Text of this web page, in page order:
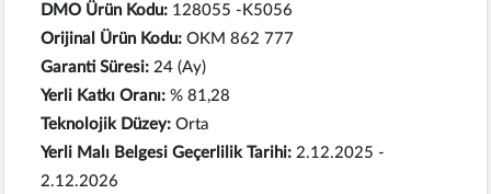
DMO Ürün Kodu: 128055 -K5056
Orijinal Ürün Kodu: OKM 862 777
Garanti Süresi: 24 (Ay)
Yerli Katkı Oranı: % 81,28
Teknolojik Düzey: Orta
Yerli Malı Belgesi Geçerlilik Tarihi: 2.12.2025 -
2.12.2026